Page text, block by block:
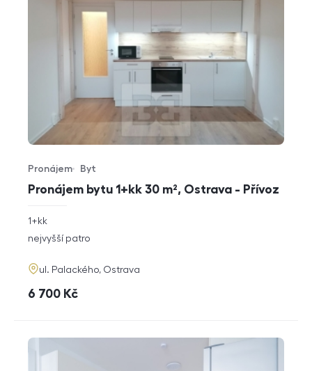
Pronájem bytu 1+kk 30 m², Ostrava - Přívoz
Typ nabídky
Pronájem
Typ nemovitosti
Byt
rozměry
dispozice
1+kk
funkce
nejvyšší patro
adresa
ul. Palackého, Ostrava
cena
6 700 Kč